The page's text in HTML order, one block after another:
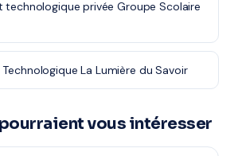
technologique privée Groupe Scolaire
La Lumière du Savoir
vous intéresser